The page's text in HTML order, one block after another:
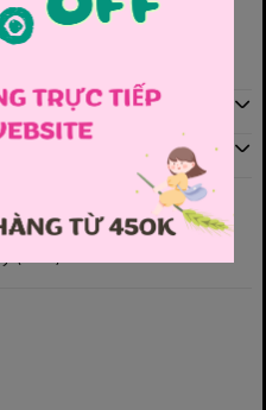
trong những ngày đầu
, 140 , 150 , 160